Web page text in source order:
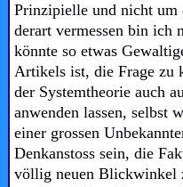
Prinzipielle und nicht um
derart vermessen bin ich
könnte so etwas
Artikels ist, die Frage zu
der Systemtheorie auch
anwenden lassen, selbst
einer grossen
Denkanstoss sein, die
völlig neuen Blickwinkel